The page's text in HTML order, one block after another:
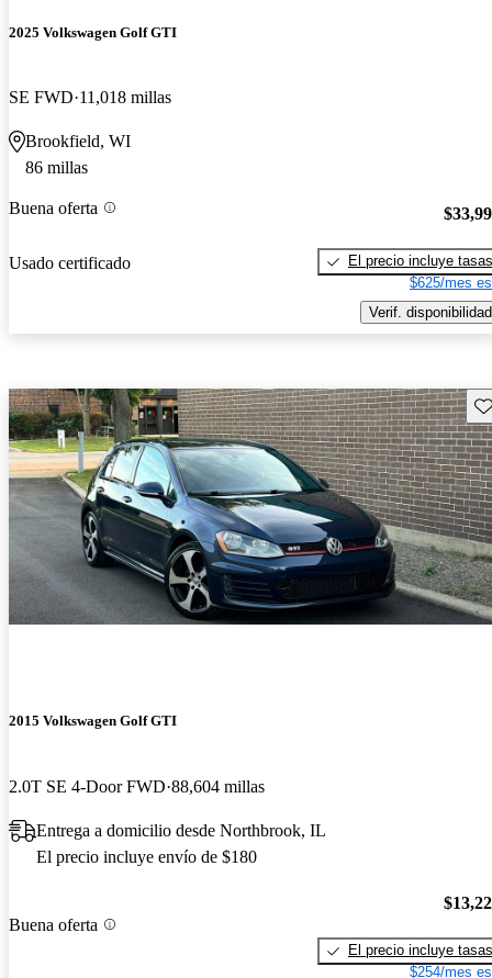
2025 Volkswagen Golf GTI
SE FWD 11,018 millas
Brookfield, WI
86 millas
Buena oferta
Usado certificado
El precio incluye tasas
$625/mes
Verif. disponibilidad
2015 Volkswagen Golf GTI
2.0T SE 4-Door FWD 88,604 millas
Entrega a domicilio desde Northbrook, IL
El precio incluye envío de $180
Buena oferta
El precio incluye tasas
$254/mes